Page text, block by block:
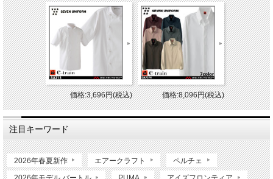
価格:3,696円(税込) 価格:8,096円(税込)
注目キーワード
2026年春夏新作 エアークラフト ペルチェ